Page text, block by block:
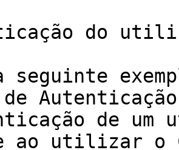
do
seguinte
de
ao utilizar o